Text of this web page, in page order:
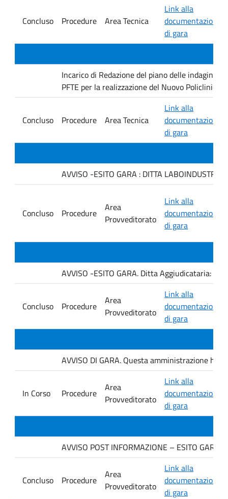
Concluso Procedure Area Tecnica
Link alla
documentazione
di gara
Incarico di Redazione del piano delle indagini
PFTE per la realizzazione del Nuovo Policlinico
Concluso Procedure Area Tecnica
Link alla
documentazione
di gara
AVVISO -ESITO GARA : DITTA LABOINDUSTRIA
Concluso Procedure
Area
Provveditorato
Link alla
documentazione
di gara
AVVISO -ESITO GARA. Ditta Aggiudicataria:
Concluso Procedure
Area
Provveditorato
Link alla
documentazione
di gara
AVVISO DI GARA. Questa amministrazione
In Corso Procedure
Area
Provveditorato
Link alla
documentazione
di gara
AVVISO POST INFORMAZIONE – ESITO
Concluso Procedure
Area
Provveditorato
Link alla
documentazione
di gara